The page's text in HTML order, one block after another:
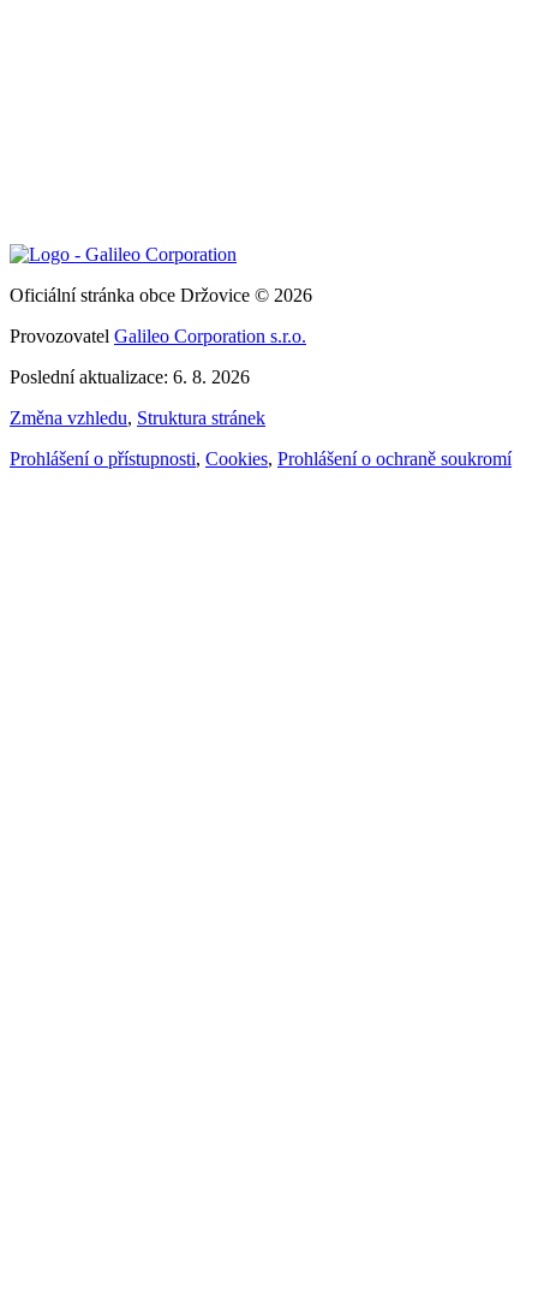
Oficiální stránka obce Držovice © 2026
Provozovatel Galileo Corporation s.r.o.
Poslední aktualizace: 6. 8. 2026
Změna vzhledu, Struktura stránek
Prohlášení o přístupnosti, Cookies, Prohlášení o ochraně soukromí